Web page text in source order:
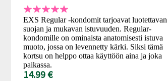
EXS Regular -kondomit tarjoavat luotettavan
suojan ja mukavan istuvuuden. Regular-
kondomille on ominaista anatomisesti istuva
muoto, jossa on levennetty kärki. Siksi tämä
kortsu on helppo ottaa käyttöön aina ja joka
paikassa.
14.99 €